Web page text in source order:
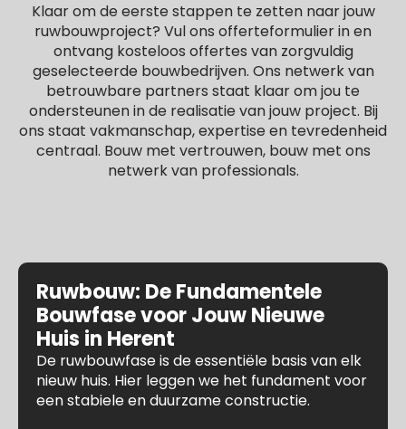
Klaar om de eerste stappen te zetten naar jouw
ruwbouwproject? Vul ons offerteformulier in en
ontvang kosteloos offertes van zorgvuldig
geselecteerde bouwbedrijven. Ons netwerk van
betrouwbare partners staat klaar om jou te
ondersteunen in de realisatie van jouw project. Bij
ons staat vakmanschap, expertise en tevredenheid
centraal. Bouw met vertrouwen, bouw met ons
netwerk van professionals.
Ruwbouw: De Fundamentele
Bouwfase voor Jouw Nieuwe
Huis in Herent
De ruwbouwfase is de essentiële basis van elk
nieuw huis. Hier leggen we het fundament voor
een stabiele en duurzame constructie.